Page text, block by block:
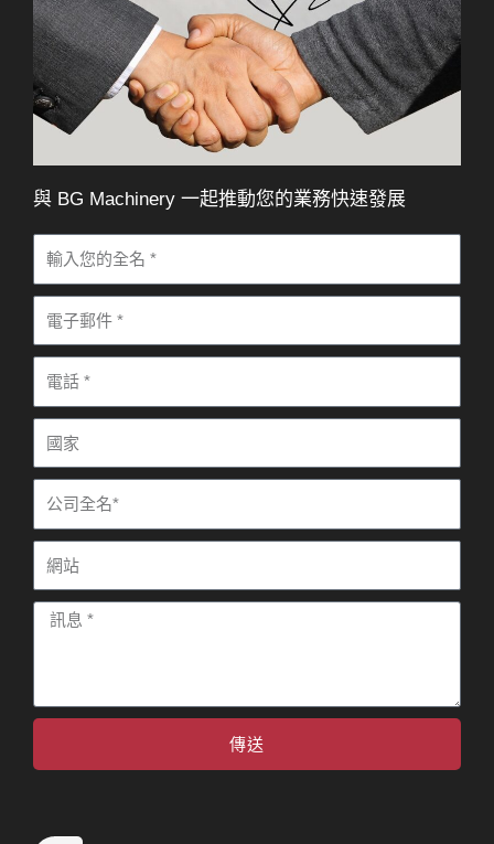
與 BG Machinery 一起推動您的業務快速發展
姓
名
電
子
郵
件
電
話
國
家
公
司
網
站
訊
傳送